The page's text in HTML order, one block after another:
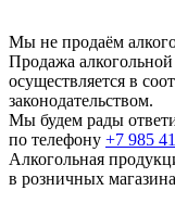
Мы не продаём
Продажа
осуществляется в
законодательством.
Мы будем рады
по телефону +7 985
Алкогольная
в розничных